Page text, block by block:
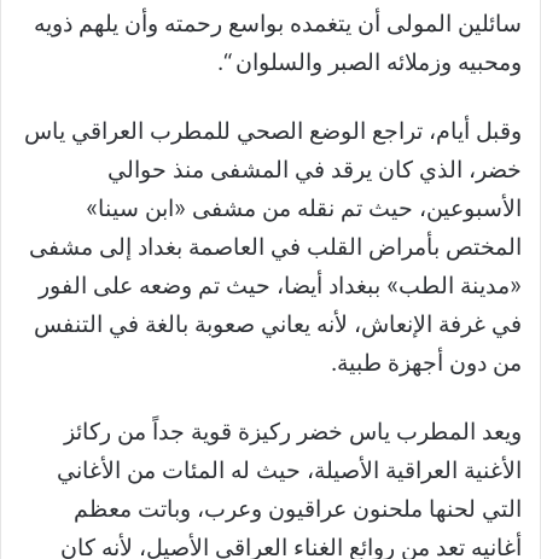
سائلين المولى أن يتغمده بواسع رحمته وأن يلهم ذويه
ومحبيه وزملائه الصبر والسلوان “.
وقبل أيام، تراجع الوضع الصحي للمطرب العراقي ياس
خضر، الذي كان يرقد في المشفى منذ حوالي
الأسبوعين، حيث تم نقله من مشفى «ابن سينا»
المختص بأمراض القلب في العاصمة بغداد إلى مشفى
«مدينة الطب» ببغداد أيضا، حيث تم وضعه على الفور
في غرفة الإنعاش، لأنه يعاني صعوبة بالغة في التنفس
من دون أجهزة طبية.
ويعد المطرب ياس خضر ركيزة قوية جداً من ركائز
الأغنية العراقية الأصيلة، حيث له المئات من الأغاني
التي لحنها ملحنون عراقيون وعرب، وباتت معظم
أغانيه تعد من روائع الغناء العراقي الأصيل، لأنه كان